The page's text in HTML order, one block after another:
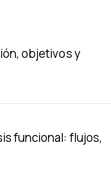
objetivos y
funcional: flujos,